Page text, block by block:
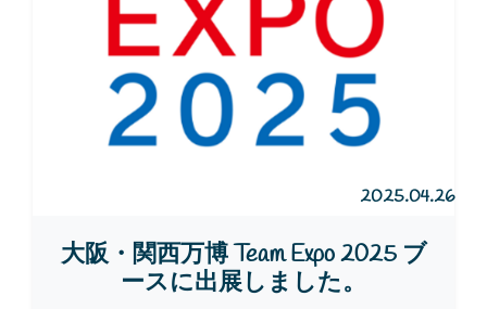
2025.04.26
大阪・関西万博 Team Expo 2025 ブ
ースに出展しました。